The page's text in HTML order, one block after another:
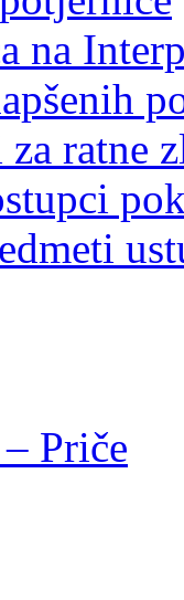
na
za ratne
Priče